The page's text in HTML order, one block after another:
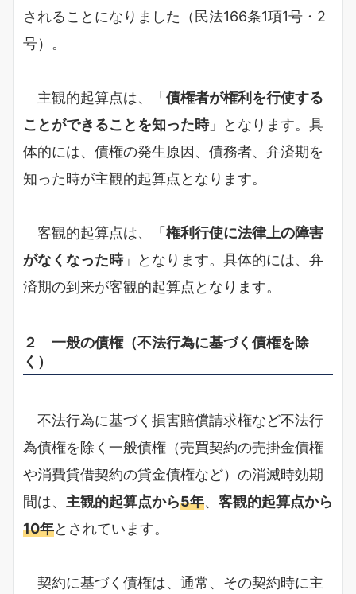
されることになりました（民法166条1項1号・2
号）。
主観的起算点は、「債権者が権利を行使する
ことができることを知った時」となります。具
体的には、債権の発生原因、債務者、弁済期を
知った時が主観的起算点となります。
客観的起算点は、「権利行使に法律上の障害
がなくなった時」となります。具体的には、弁
済期の到来が客観的起算点となります。
２ 一般の債権（不法行為に基づく債権を除
く）
不法行為に基づく損害賠償請求権など不法行
為債権を除く一般債権（売買契約の売掛金債権
や消費貸借契約の貸金債権など）の消滅時効期
間は、 主観的起算点から5年、 客観的起算点から
10年とされています。
契約に基づく債権は、通常、その契約時に主